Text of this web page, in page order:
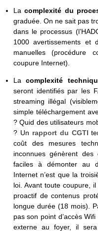
Lacomplexité du
graduée. On ne sait pas
dans le processus
1000 avertissements et
manuelles (procédure
coupure Internet).
Lacomplexité
seront identifiés par les
streaming illégal
simple téléchargement
? Quid des utilisateurs
? Un rapport du CGTI
coût des mesures
inconnues génèrent des
faciles à démonter au
Internet n’est que la
loi. Avant toute coupure,
proactif de contenus
longue durée (18 mois).
pas son point d’accès
externe au foyer, il